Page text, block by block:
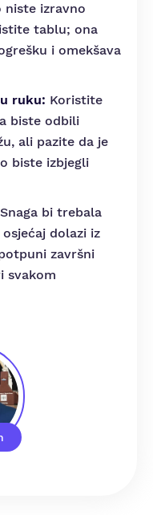
niste izravno
tablu; ona
i omekšava
ruku: Koristite
biste odbili
ali pazite da je
biste izbjegli
Snaga bi trebala
dolazi iz
završni
svakom